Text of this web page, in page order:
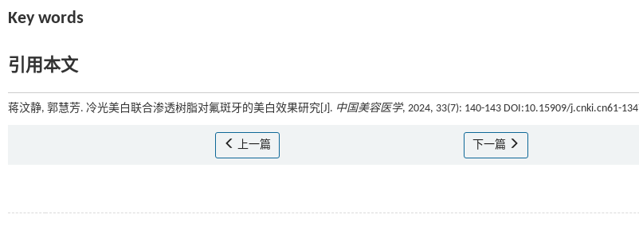
Key words
引用本文
蒋汶静, 郭慧芳. 冷光美白联合渗透树脂对氟斑牙的美白效果研究[J]. 中国美容医学, 2024, 33(7): 140-143 DOI:10.15909/j.cnki.cn61-
上一篇 下一篇